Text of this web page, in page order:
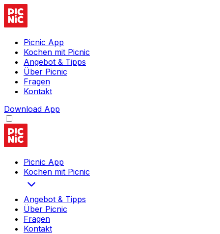
Picnic App
Kochen mit Picnic
Angebot & Tipps
Über Picnic
Fragen
Kontakt
Download App
Picnic App
Kochen mit Picnic
Angebot & Tipps
Über Picnic
Fragen
Kontakt